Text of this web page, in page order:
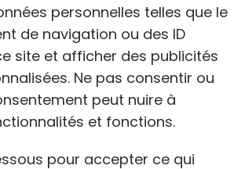
personnelles telles que le
de navigation ou des ID
site et afficher des publicités
Ne pas consentir ou
peut nuire à
et fonctions.
pour accepter ce qui
animaux aux Milles
animaux aux Baux-de-Provence
animaux à La Destrousse